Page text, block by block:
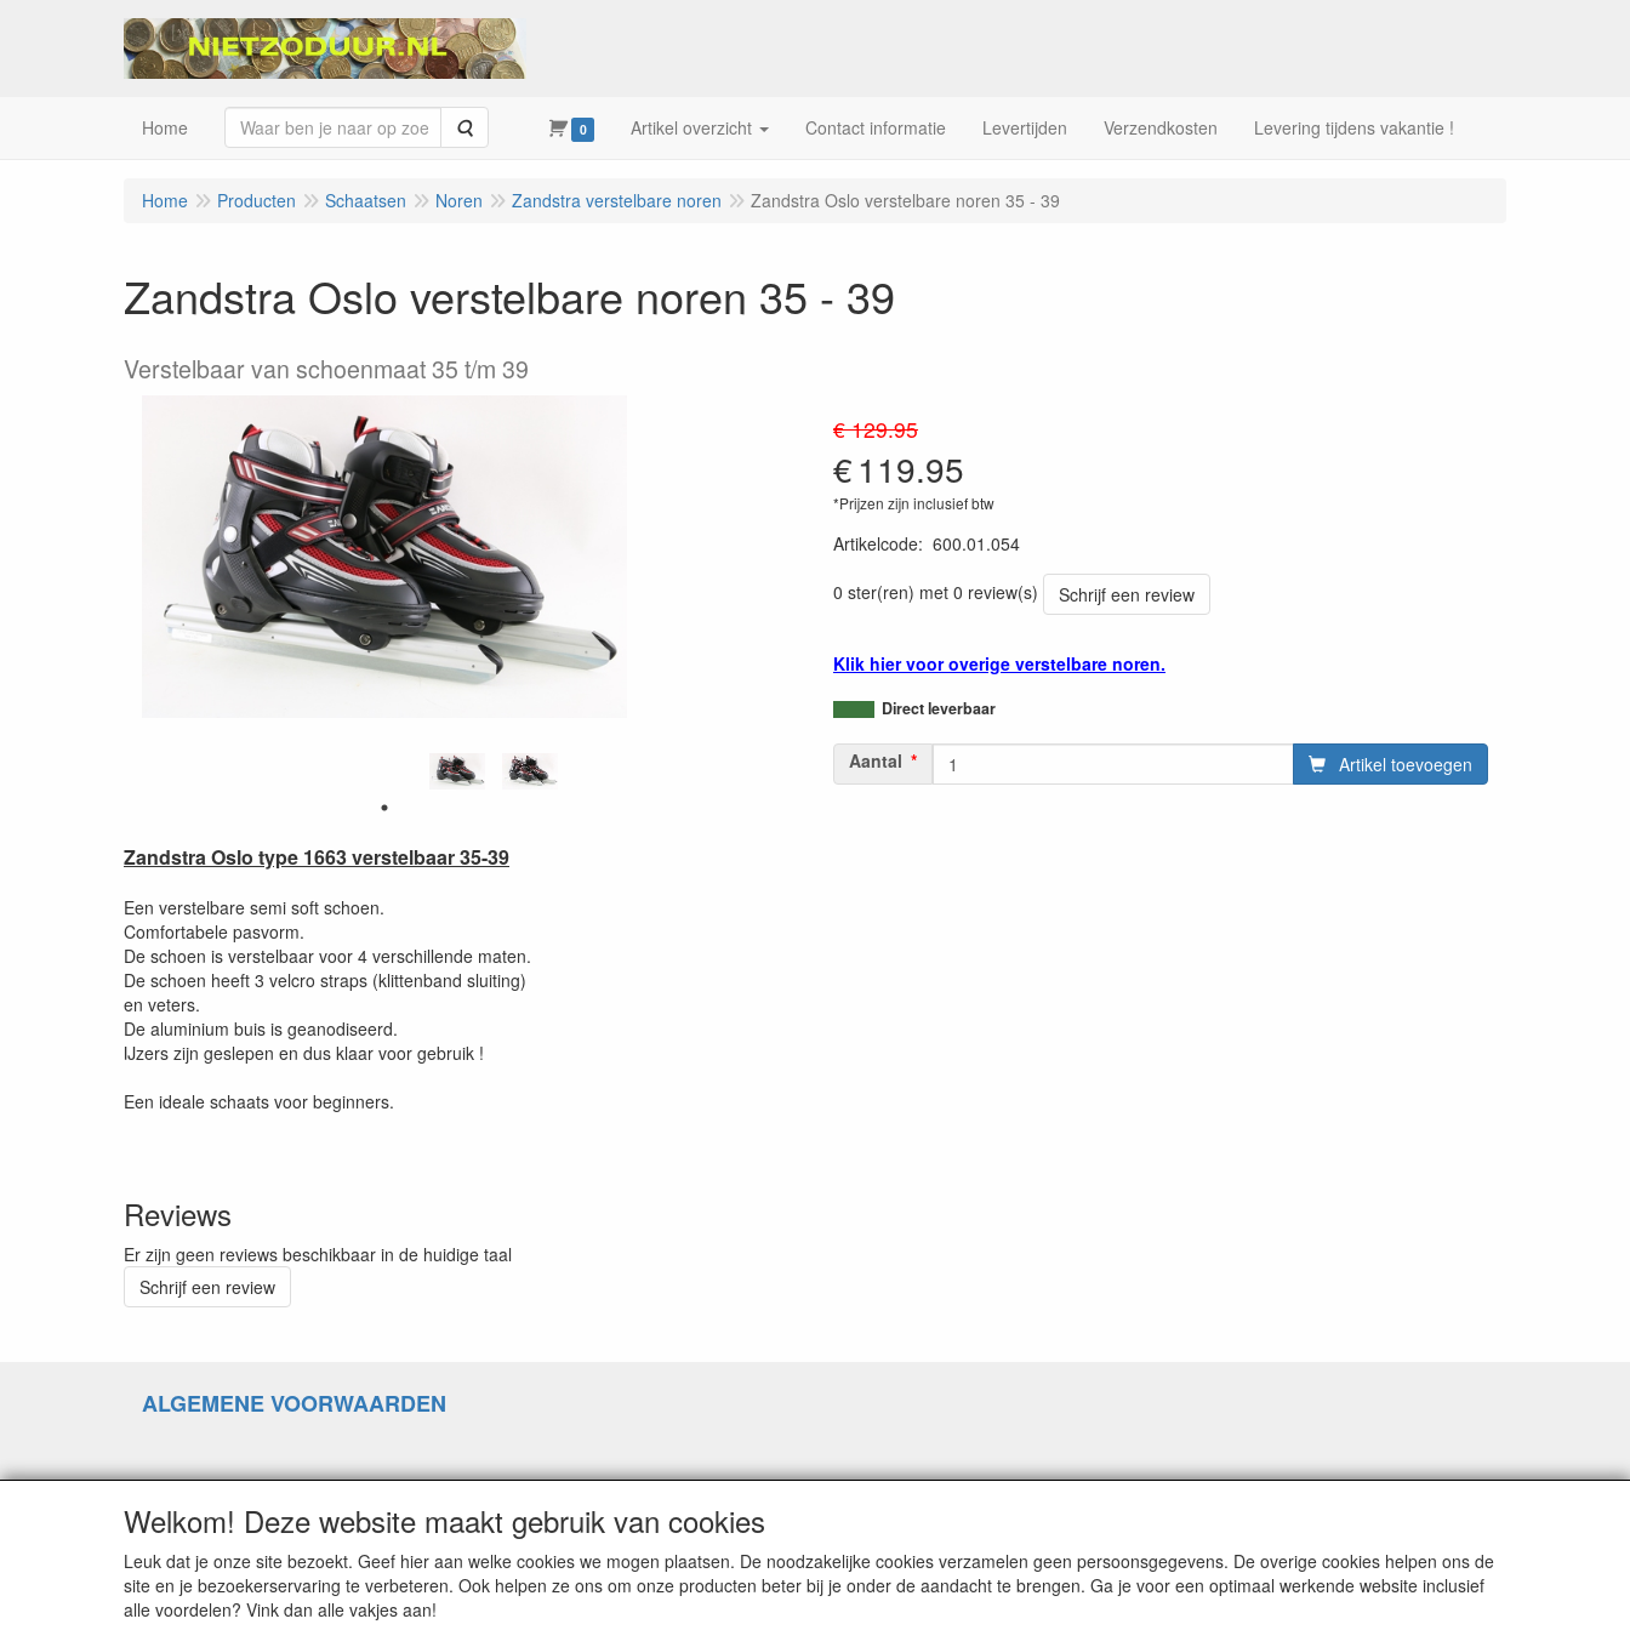
Home Zoeken 0 Artikel overzicht Contact informatie Levertijden Verzendkosten Levering tijdens vakantie !
Home Producten Schaatsen Noren Zandstra verstelbare noren Zandstra Oslo verstelbare noren 35 - 39
Zandstra Oslo verstelbare noren 35 - 39
Verstelbaar van schoenmaat 35 t/m 39
€ 129.95
€119.95
*Prijzen zijn inclusief btw
Artikelcode: 600.01.054
0 ster(ren) met 0 review(s)
Schrijf een review
Klik hier voor overige verstelbare noren.
Direct leverbaar
Aantal Artikel toevoegen
Zandstra Oslo type 1663 verstelbaar 35-39
Een verstelbare semi soft schoen.
Comfortabele pasvorm.
De schoen is verstelbaar voor 4 verschillende maten.
De schoen heeft 3 velcro straps (klittenband sluiting)
en veters.
De aluminium buis is geanodiseerd.
IJzers zijn geslepen en dus klaar voor gebruik !
Een ideale schaats voor beginners.
Reviews
Er zijn geen reviews beschikbaar in de huidige taal
Schrijf een review
ALGEMENE VOORWAARDEN
RETOURZENDING
GOEDEREN RUILEN
Welkom! Deze website maakt gebruik van cookies
Leuk dat je onze site bezoekt. Geef hier aan welke cookies we mogen plaatsen. De noodzakelijke cookies verzamelen geen persoonsgegevens. De overige cookies helpen ons de
site en je bezoekerservaring te verbeteren. Ook helpen ze ons om onze producten beter bij je onder de aandacht te brengen. Ga je voor een optimaal werkende website inclusief
alle voordelen? Vink dan alle vakjes aan!